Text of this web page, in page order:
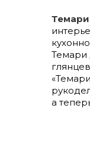
Темари
Темари
а